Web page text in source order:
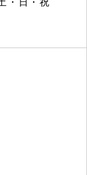
・日・祝